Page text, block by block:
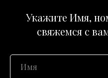
Укажите Имя,
свяжемся с